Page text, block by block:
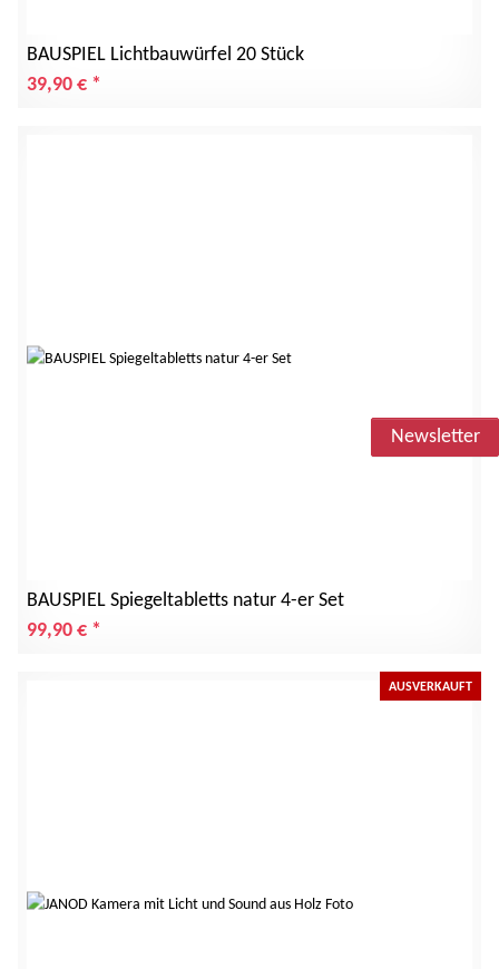
BAUSPIEL Lichtbauwürfel 20 Stück
39,90 € *
BAUSPIEL Spiegeltabletts natur 4-er Set
99,90 € *
AUSVERKAUFT
Newsletter